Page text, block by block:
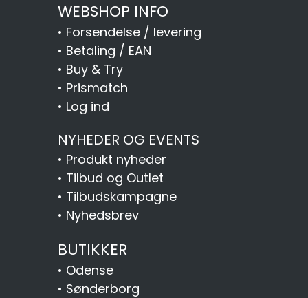
WEBSHOP INFO
• Forsendelse / levering
• Betaling / EAN
• Buy & Try
• Prismatch
• Log ind
NYHEDER OG EVENTS
• Produkt nyheder
• Tilbud og Outlet
• Tilbudskampagne
• Nyhedsbrev
BUTIKKER
• Odense
• Sønderborg